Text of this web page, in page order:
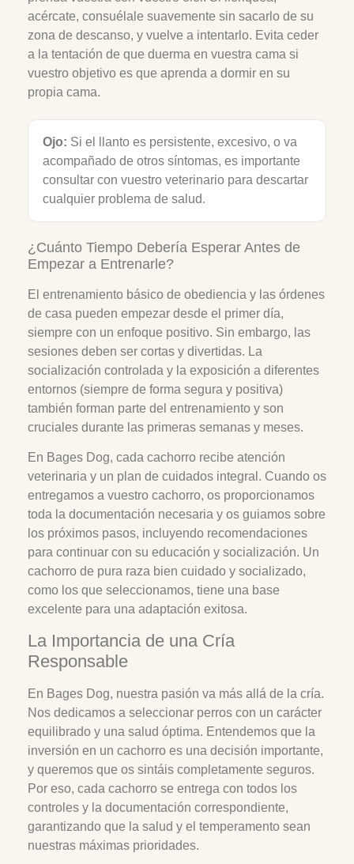
acércate, consuélale suavemente sin sacarlo de su
zona de descanso, y vuelve a intentarlo. Evita ceder
a la tentación de que duerma en vuestra cama si
vuestro objetivo es que aprenda a dormir en su
propia cama.
Ojo: Si el llanto es persistente, excesivo, o va
acompañado de otros síntomas, es importante
consultar con vuestro veterinario para descartar
cualquier problema de salud.
¿Cuánto Tiempo Debería Esperar Antes de
Empezar a Entrenarle?
El entrenamiento básico de obediencia y las órdenes
de casa pueden empezar desde el primer día,
siempre con un enfoque positivo. Sin embargo, las
sesiones deben ser cortas y divertidas. La
socialización controlada y la exposición a diferentes
entornos (siempre de forma segura y positiva)
también forman parte del entrenamiento y son
cruciales durante las primeras semanas y meses.
En Bages Dog, cada cachorro recibe atención
veterinaria y un plan de cuidados integral. Cuando os
entregamos a vuestro cachorro, os proporcionamos
toda la documentación necesaria y os guiamos sobre
los próximos pasos, incluyendo recomendaciones
para continuar con su educación y socialización. Un
cachorro de pura raza bien cuidado y socializado,
como los que seleccionamos, tiene una base
excelente para una adaptación exitosa.
La Importancia de una Cría
Responsable
En Bages Dog, nuestra pasión va más allá de la cría.
Nos dedicamos a seleccionar perros con un carácter
equilibrado y una salud óptima. Entendemos que la
inversión en un cachorro es una decisión importante,
y queremos que os sintáis completamente seguros.
Por eso, cada cachorro se entrega con todos los
controles y la documentación correspondiente,
garantizando que la salud y el temperamento sean
nuestras máximas prioridades.